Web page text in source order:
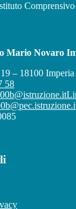
Mario Novaro
– 18100 Imperia
58